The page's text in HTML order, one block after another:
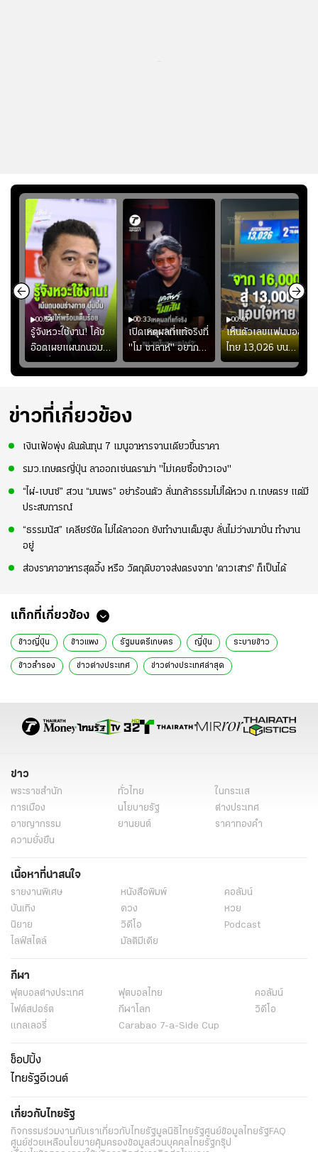
00:54
รู้จังหวะใช้งาน! โค้ช
อ๊อตเผยแผนถนอม
“บุ๋มบิ๋ม” เพื่อรักษา
ร่างกายให้พร้อมที่สุด
00:33
เปิดเหตุผลที่แท้จริงที่
"โม ซาลาห์" อยาก
ย้ายซบ "แทร็บซอนส
ปอร์"
00:40
เห็นตัวเลขแฟนบอล
ไทย 13,026 บน
สกอร์บอร์ดแล้วแอบ
ใจหาย น้อยกว่านัดที่
ข่าวที่เกี่ยวข้อง
เงินเฟ้อพุ่ง ดันต้นทุน 7 เมนูอาหารจานเดียวขึ้นราคา
รมว.เกษตรญี่ปุ่น ลาออกเซ่นดราม่า "ไม่เคยซื้อข้าวเอง"
“ไผ่-เบนซ์” สวน “มนพร” อย่าร้อนตัว ลั่นกล้าธรรมไม่ได้หวง ก.เกษตรฯ แต่มี
ประสบการณ์
“ธรรมนัส” เคลียร์ชัด ไม่ได้ลาออก ยังทำงานเต็มสูบ ลั่นไม่ว่างมาปั่น ทำงาน
อยู่
ส่องราคาอาหารสุดอึ้ง หรือ วัตถุดิบอาจส่งตรงจาก 'ดาวเสาร์' ก็เป็นได้
แท็กที่เกี่ยวข้อง
ข้าวญี่ปุ่น ข้าวแพง รัฐมนตรีเกษตร ญี่ปุ่น ระบายข้าว
ข้าวสำรอง ข่าวต่างประเทศ ข่าวต่างประเทศล่าสุด
ข่าวต่างประเทศ ไทยรัฐออนไลน์ ข่าววันนี้
ข่าว
พระราชสำนัก ทั่วไทย
ในกระแส
การเมือง
นโยบายรัฐ
ต่างประเทศ
อาชญากรรม
ยานยนต์
ราคาทองคำ
ความยั่งยืน
เนื้อหาที่น่าสนใจ
รายงานพิเศษ หนังสือพิมพ์
คอลัมน์
บันเทิง
ดวง
หวย
นิยาย
วิดีโอ
Podcast
ไลฟ์สไตล์
มัลติมีเดีย
กีฬา
ฟุตบอลต่่างประเทศ ฟุตบอลไทย
คอลัมน์
ไฟต์สปอร์ต
กีฬาโลก
วิดีโอ
แกลเลอรี่
Carabao 7-a-Side Cup
ช็อปปิ้ง
ไทยรัฐอีเวนต์
เกี่ยวกับไทยรัฐ
กิจกรรมร่วมงานกับเราเกี่ยวกับไทยรัฐมูลนิธิไทยรัฐศูนย์ข้อมูลไทยรัฐFAQ
ศูนย์ช่วยเหลือนโยบายคุ้มครองข้อมูลส่วนบุคคลไทยรัฐกรุ๊ป